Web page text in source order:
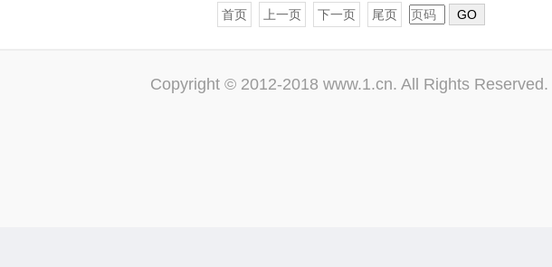
首页
上一页 下一页 尾页 GO
Copyright © 2012-2018 www.1.cn. All Rights Reserved.